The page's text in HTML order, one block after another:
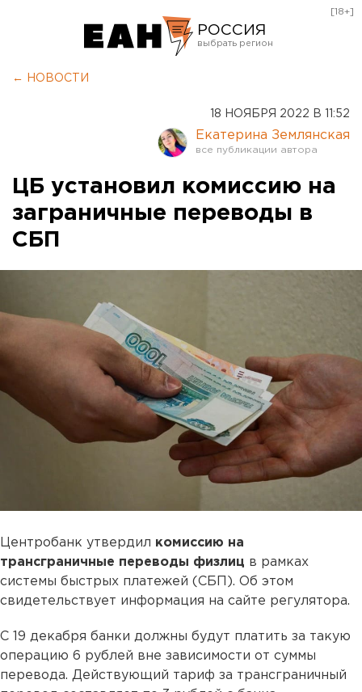
РОССИЯ
Оренбург
[18+]
← НОВОСТИ
18 НОЯБРЯ 2022 В 11:52
Екатерина Землянская
ЦБ установил комиссию на
заграничные переводы в
СБП
Центробанк утвердил комиссию на
трансграничные переводы физлиц в рамках
системы быстрых платежей (СБП). Об этом
свидетельствует информация на сайте регулятора.
С 19 декабря банки должны будут платить за такую
операцию 6 рублей вне зависимости от суммы
перевода. Действующий тариф за трансграничный